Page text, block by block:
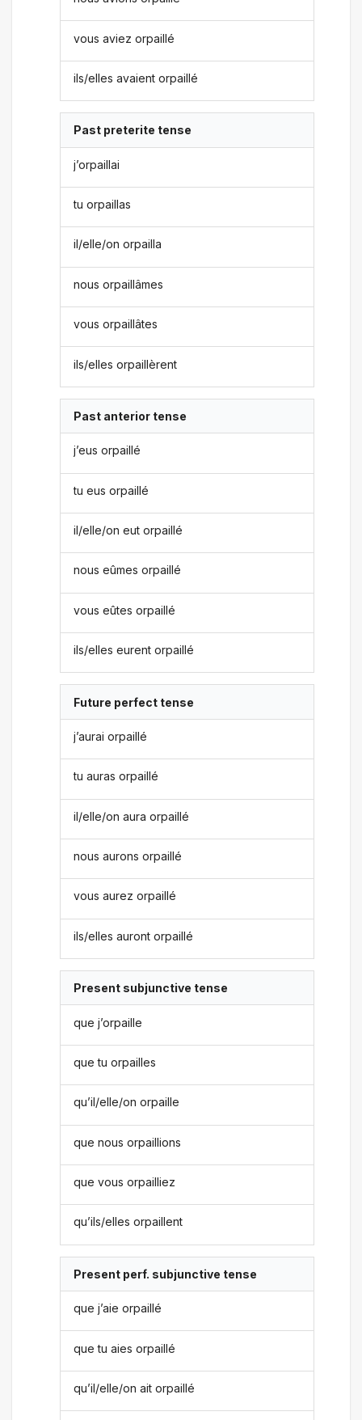
vous aviez orpaillé
ils/elles avaient orpaillé
Past preterite tense
j’orpaillai
tu orpaillas
il/elle/on orpailla
nous orpaillâmes
vous orpaillâtes
ils/elles orpaillèrent
Past anterior tense
j’eus orpaillé
tu eus orpaillé
il/elle/on eut orpaillé
nous eûmes orpaillé
vous eûtes orpaillé
ils/elles eurent orpaillé
Future perfect tense
j’aurai orpaillé
tu auras orpaillé
il/elle/on aura orpaillé
nous aurons orpaillé
vous aurez orpaillé
ils/elles auront orpaillé
Present subjunctive tense
que j’orpaille
que tu orpailles
qu’il/elle/on orpaille
que nous orpaillions
que vous orpailliez
qu’ils/elles orpaillent
Present perf. subjunctive tense
que j’aie orpaillé
que tu aies orpaillé
qu’il/elle/on ait orpaillé